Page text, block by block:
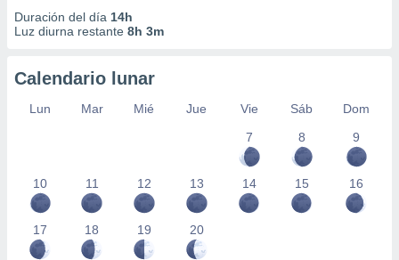
Duración del día 14h
Luz diurna restante 8h 3m
Calendario lunar
Lun Mar Mié Jue Vie Sáb
Dom
7
8 9
10 11 12 13 14 15 16
17 18 19 20